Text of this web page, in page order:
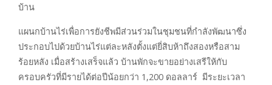
บ้าน
แผนกบ้านไร่เพื่อการยังชีพมีส่วนร่วมในชุมชนที่กำลังพัฒนาซึ่ง
ประกอบไปด้วยบ้านไร่แต่ละหลังตั้งแต่ยี่สิบห้าถึงสองหรือสาม
ร้อยหลัง เมื่อสร้างเสร็จแล้ว บ้านพักจะขายอย่างเสรีให้กับ
ครอบครัวที่มีรายได้ต่อปีน้อยกว่า 1,200 ดอลลาร์ มีระยะเวลา